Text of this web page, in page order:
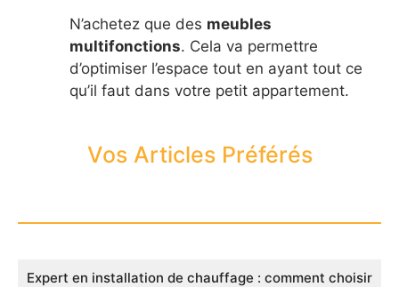
N’achetez que des meubles
multifonctions. Cela va permettre
d’optimiser l’espace tout en ayant tout ce
qu’il faut dans votre petit appartement.
Vos Articles Préférés
Expert en installation de chauffage : comment choisir